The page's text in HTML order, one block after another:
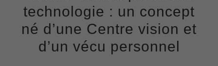
technologie : un concept
né d’une Centre vision et
d’un vécu personnel